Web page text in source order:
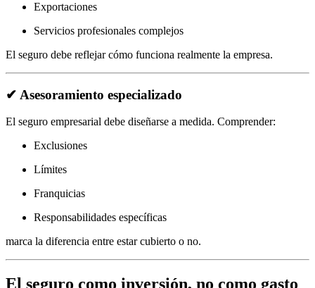
Exportaciones
Servicios profesionales complejos
El seguro debe reflejar cómo funciona realmente la empresa.
✔ Asesoramiento especializado
El seguro empresarial debe diseñarse a medida. Comprender:
Exclusiones
Límites
Franquicias
Responsabilidades específicas
marca la diferencia entre estar cubierto o no.
El seguro como inversión, no como gasto